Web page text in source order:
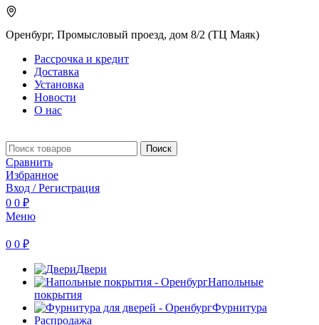
Оренбург, Промысловый проезд, дом 8/2 (ТЦ Маяк)
Рассрочка и кредит
Доставка
Установка
Новости
О нас
Поиск
Сравнить
Избранное
Вход / Регистрация
0 0 ₽
Меню
0 0 ₽
Двери
Напольные
покрытия
Фурнитура
Распродажа